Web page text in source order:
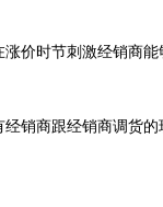
价时节刺激经销商能
商跟经销商调货的